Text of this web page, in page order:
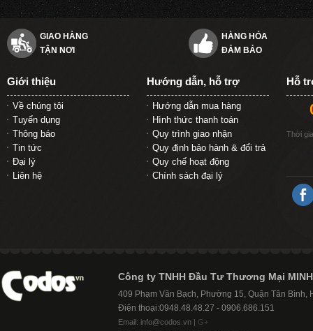
GIAO HÀNG
TẬN NƠI
HÀNG HÓA
ĐẢM BẢO
Giới thiệu
Về chúng tôi
Tuyển dụng
Thông báo
Tin tức
Đại lý
Liên hệ
Hướng dẫn, hỗ trợ
Hướng dẫn mua hàng
Hình thức thanh toán
Quy trình giao nhận
Quy định bảo hành & đổi trả
Quy chế hoạt động
Chính sách đại lý
Hỗ
Thời
Công ty TNHH Đầu Tư Thương Mại
409 Phạm Văn Bạch, Phường 15, Quận Tân Bình,
Điện thoại:0948.48.48.27 - 0906.686.151
Email: info@codos.vn | G+